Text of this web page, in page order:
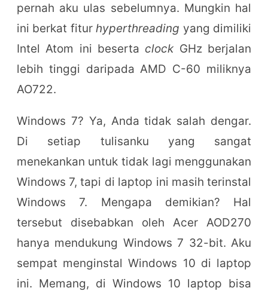
pernah aku ulas sebelumnya. Mungkin hal
ini berkat fiturhyperthreading yang dimiliki
Intel Atom ini beserta clock GHz berjalan
lebih tinggi daripada AMD C-60 miliknya
AO722.
Windows 7? Ya, Anda tidak salah dengar.
Di setiap tulisanku yang sangat
menekankan untuk tidak lagi menggunakan
Windows 7, tapi di laptop ini masih terinstal
Windows 7. Mengapa demikian? Hal
tersebut disebabkan oleh Acer AOD270
hanya mendukung Windows 7 32-bit. Aku
sempat menginstal Windows 10 di laptop
ini. Memang, di Windows 10 laptop bisa